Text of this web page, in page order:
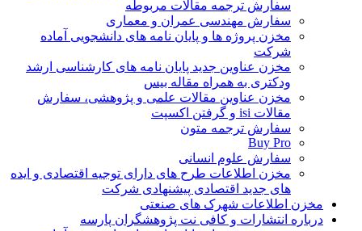
سفارش ترجمه مقالات مربوطه
سفارش مهندسی عمران و معماری
مخزن پروژه ها و پایان نامه های دانشجویی آماده
شرکت
مخزن عناوین جدید پایان نامه های کارشناسی ارشد
ودکتری به همراه مقاله بیس
مخزن عناوین مقالات علمی و پژوهشی، سفارش
مقالات isi و گرفتن اکسپت
سفارش ترجمه متون
Buy Pro
سفارش علوم انسانی
مخزن اطلاعات طرح های دارای توجیه اقتصادی و ایده
های جدید اقتصادی پیشنهادی شرکت
مخزن اطلاعات شهرک های صنعتی
درباره انتشارات و کافی نت پژوهشگران پارسه